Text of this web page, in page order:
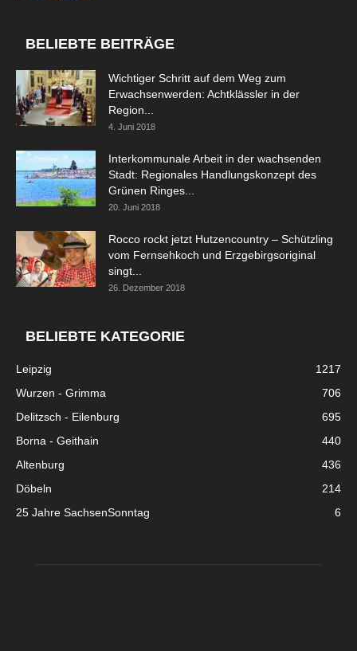
BELIEBTE BEITRÄGE
Wichtiger Schritt auf dem Weg zum
Erwachsenwerden: Achtklässler in der
Region...
4. Juni 2018
Interkommunale Arbeit in der wachsenden
Stadt: Regionales Handlungskonzept des
Grünen Ringes...
20. Juni 2018
Rocco rockt jetzt Hutzencountry – Schützling
vom Fernsehkoch und Erzgebirgsoriginal
singt...
26. Dezember 2018
BELIEBTE KATEGORIE
Leipzig
1217
Wurzen - Grimma
706
Delitzsch - Eilenburg
695
Borna - Geithain
440
Altenburg
436
Döbeln
214
25 Jahre SachsenSonntag
6